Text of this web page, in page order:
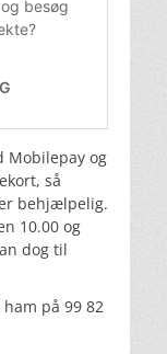
Mobilepay og
så
behjælpelig.
10.00 og
dog til
på 99 82